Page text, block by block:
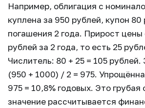
Например, облигация с
куплена за 950 рублей, купон 80
погашения 2 года. Прирост цены
рублей за 2 года, то есть 25
Числитель: 80 + 25 = 105
(950 + 1000) / 2 = 975.
975 = 10,8% годовых. Это грубая
значение рассчитывается